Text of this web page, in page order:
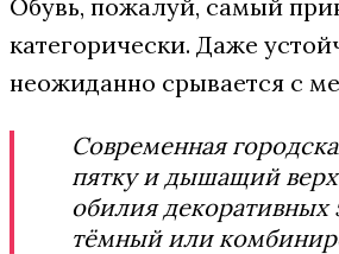
Обувь, пожалуй, самый
категорически. Даже
неожиданно срывается с
Современная
пятку и дышащий
обилия
тёмный или